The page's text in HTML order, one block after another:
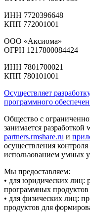
ИНН 7720396648
КПП 772001001
ООО «Аксиома»
ОГРН 1217800084424
ИНН 7801700021
КПП 780101001
Осуществляет
программного
Общество с
занимается разработкой
partners.rmshare.ru и
осуществления
использованием умных
Мы предоставляем:
• для юридических лиц:
программных продуктов
• для физических лиц:
продуктов для